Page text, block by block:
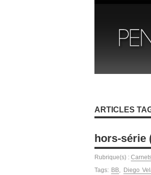
ARTICLES
hors-série
Rubrique(s) :
Tags: BB, Diego